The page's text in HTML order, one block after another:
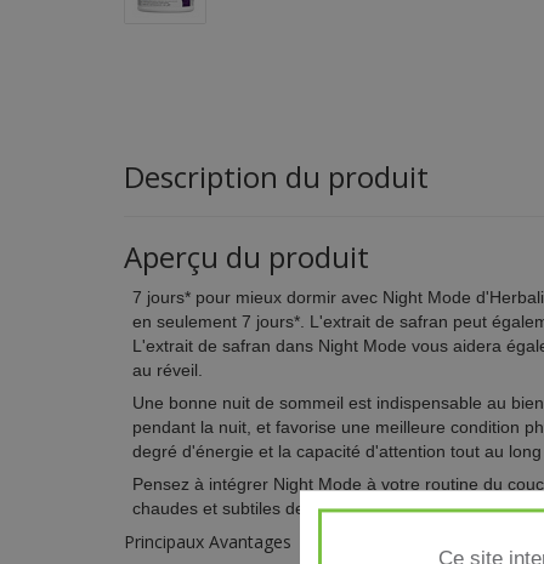
Description du produit
Aperçu du produit
7 jours* pour mieux dormir avec Night Mode
en seulement 7 jours*. L'extrait de safran peut
L'extrait de safran dans Night Mode vous aidera
au réveil.
Une bonne nuit de sommeil est indispensable au
pendant la nuit, et favorise une meilleure condition
degré d'énergie et la capacité d'attention tout au long
Pensez à intégrer Night Mode à votre routine du
chaudes et subtiles de la camomille et de la pêche.
Principaux Avantages
Ce site